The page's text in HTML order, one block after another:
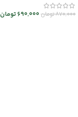
870,000تومان690,000 تومان